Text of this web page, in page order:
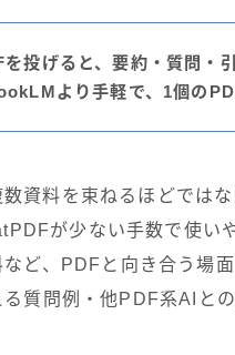
投げると、要約・質問・
より手軽で、1個の
資料を束ねるほどでは
が少ない手数で使い
ど、PDFと向き合う場
質問例・他PDF系AIと